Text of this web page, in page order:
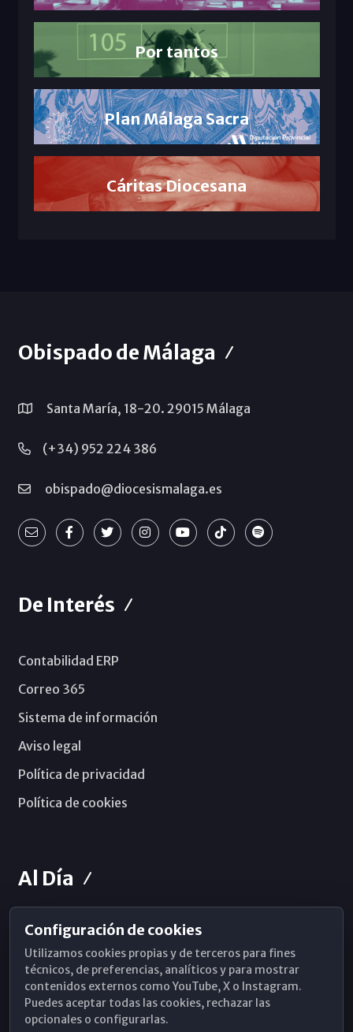
Por tantos
Plan Málaga Sacra
Cáritas Diocesana
Obispado de Málaga
Santa María, 18-20. 29015 Málaga
(+34) 952 224 386
obispado@diocesismalaga.es
De Interés
Contabilidad ERP
Correo 365
Sistema de información
Aviso legal
Política de privacidad
Política de cookies
Al Día
Horarios de Misa
Hemeroteca
WhatsApp
Configuración de cookies
Utilizamos cookies propias y de terceros para fines
técnicos, de preferencias, analíticos y para mostrar
contenidos externos como YouTube, X o Instagram.
Puedes aceptar todas las cookies, rechazar las
opcionales o configurarlas.